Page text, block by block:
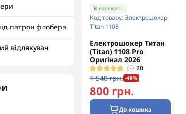
патрон флобера
відлякувач
В наявності
Код товару: Электрошокер
Titan 1108
Електрошокер Титан
(Titan) 1108 Pro
Оригінал 2026
20
1 540 грн. -48%
800 грн.
До кошика